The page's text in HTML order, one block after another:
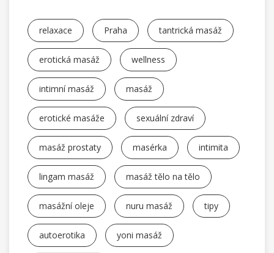
relaxace Praha tantrická masáž
erotická masáž wellness
intimní masáž masáž
erotické masáže sexuální zdraví
masáž prostaty masérka intimita
lingam masáž masáž tělo na tělo
masážní oleje nuru masáž tipy
autoerotika yoni masáž